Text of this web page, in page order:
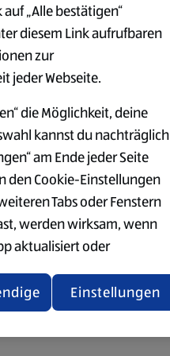
„Alle bestätigen“
diesem Link aufrufbaren
zur
jeder Webseite.
die Möglichkeit, deine
kannst du nachträglich
am Ende jeder Seite
den Cookie-Einstellungen
Tabs oder Fenstern
werden wirksam, wenn
aktualisiert oder
werden.
Datenschutzerklärung
Einstellungen